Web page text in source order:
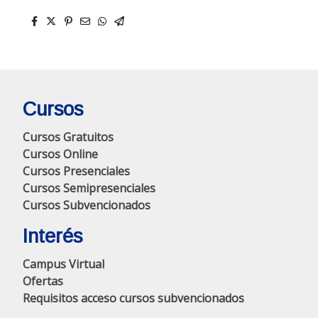
Cursos
Cursos Gratuitos
Cursos Online
Cursos Presenciales
Cursos Semipresenciales
Cursos Subvencionados
Interés
Campus Virtual
Ofertas
Requisitos acceso cursos subvencionados